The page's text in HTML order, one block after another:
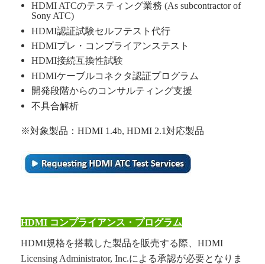
HDMI ATCのテスティング業務 (As subcontractor of
Sony ATC)
HDMI認証試験セルフテスト代行
HDMIプレ・コンプライアンステスト
HDMI接続互換性試験
HDMIケーブルコネクタ認証プログラム
開発段階からのコンサルティング支援
不具合解析
※対象製品：HDMI 1.4b, HDMI 2.1対応製品
HDMI コンプライアンス・プログラム
HDMI規格を搭載した製品を販売する際、 HDMI
Licensing Administrator, Inc.による承認が必要となりま